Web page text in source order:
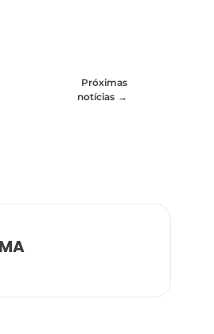
Próximas
notícias